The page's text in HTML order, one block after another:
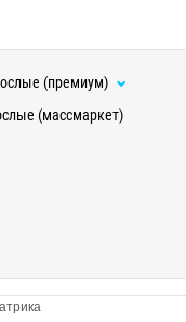
(премиум)
(массмаркет)